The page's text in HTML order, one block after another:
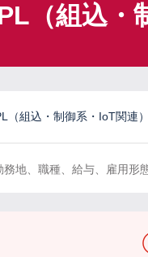
（組込
（組込・制御系・IoT関連
務地、職種、給与、雇用形